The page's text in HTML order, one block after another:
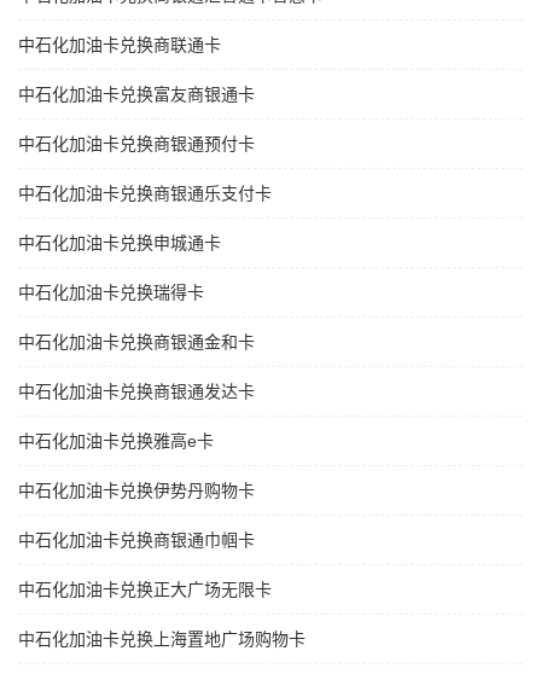
中石化加油卡兑换商联通卡
中石化加油卡兑换富友商银通卡
中石化加油卡兑换商银通预付卡
中石化加油卡兑换商银通乐支付卡
中石化加油卡兑换申城通卡
中石化加油卡兑换瑞得卡
中石化加油卡兑换商银通金和卡
中石化加油卡兑换商银通发达卡
中石化加油卡兑换雅高e卡
中石化加油卡兑换伊势丹购物卡
中石化加油卡兑换商银通巾帼卡
中石化加油卡兑换正大广场无限卡
中石化加油卡兑换上海置地广场购物卡